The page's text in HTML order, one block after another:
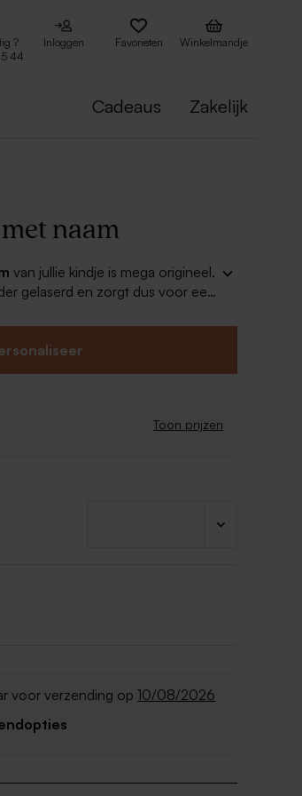
?
44
Inloggen Favorieten Winkelmandje
Cadeaus Zakelijk
naam
van jullie kindje is mega origineel.
gelaserd en zorgt dus voor een
je het label aan je
Toon prijzen
voor verzending op10/08/2026